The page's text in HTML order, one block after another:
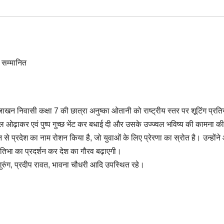
निवासी कक्षा 7 की छात्रा अनुष्का ओतानी को राष्ट्रीय स्तर पर शूटिंग
ओढ़ाकर एवं पुष्प गुच्छ भेंट कर बधाई दी और उसके उज्ज्वल भविष्य की कामना
प्रदेश का नाम रोशन किया है, जो युवाओं के लिए प्रेरणा का स्रोत है।
का प्रदर्शन कर देश का गौरव बढ़ाएगी।
प्रदीप रावत, भावना चौधरी आदि उपस्थित रहे।